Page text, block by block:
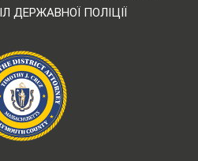
ДЕРЖАВНОЇ ПОЛІЦІЇ